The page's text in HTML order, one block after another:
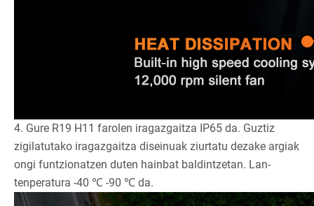
4. Gure R19 H11 farolen iragazgaitza IP65 da. Guztiz
zigilatutako iragazgaitza diseinuak ziurtatu dezake argiak
ongi funtzionatzen duten hainbat baldintzetan. Lan-
tenperatura -40 ℃ -90 ℃ da.